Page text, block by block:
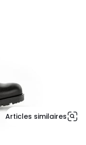
Articles similaires